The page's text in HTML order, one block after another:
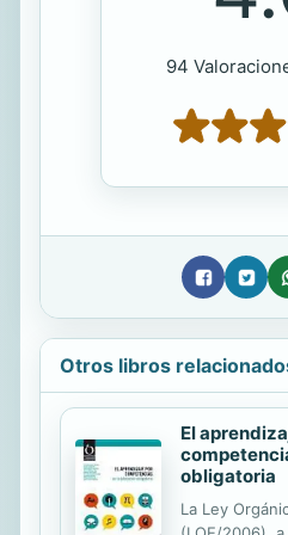
94
Otros libros
El
obligatoria
La Ley